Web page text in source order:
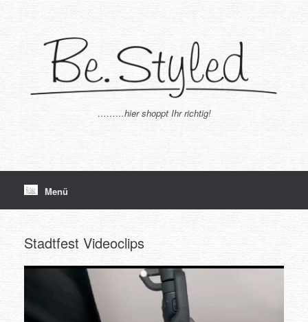
………hier shoppt Ihr richtig!
Menü
Stadtfest Videoclips
Video-